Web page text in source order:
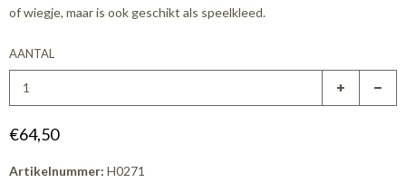
of wiegje, maar is ook geschikt als speelkleed.
AANTAL
€64,50
Artikelnummer: H0271